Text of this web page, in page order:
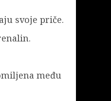
svoje priče.
među